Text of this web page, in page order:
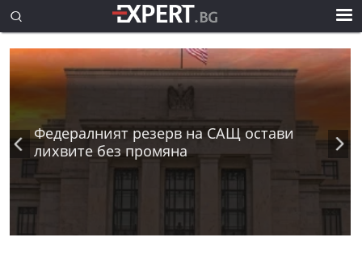
Федералният резерв на САЩ остави
лихвите без промяна